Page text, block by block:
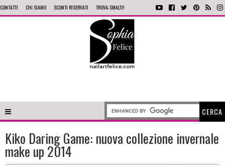
CONTATTI CHI SIAMO SCONTI RISERVATI TROVA-SMALTI!
Kiko Daring Game: nuova collezione invernale
make up 2014